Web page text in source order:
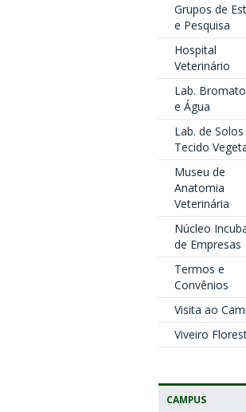
Grupos de
e Pesquisa
Hospital
Veterinário
Lab.
e Água
Lab. de Solos
Tecido
Museu de
Anatomia
Veterinária
Núcleo
de Empresas
Termos e
Convênios
Visita ao
Viveiro
CAMPUS